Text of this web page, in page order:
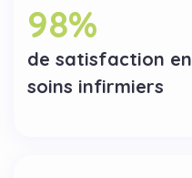
98%
de satisfaction en
soins infirmiers